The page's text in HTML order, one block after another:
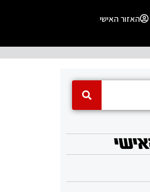
האזור האישי